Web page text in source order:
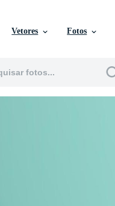
Vetores Fotos